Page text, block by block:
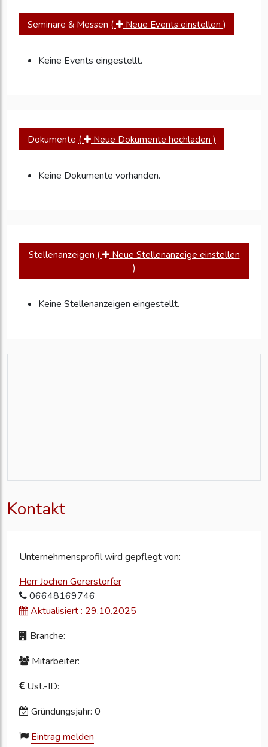
Seminare & Messen ( Neue Events einstellen )
Keine Events eingestellt.
Dokumente ( Neue Dokumente hochladen )
Keine Dokumente vorhanden.
Stellenanzeigen (
Neue Stellenanzeige einstellen
)
Keine Stellenanzeigen eingestellt.
Kontakt
Unternehmensprofil wird gepflegt von:
Herr Jochen Gererstorfer
06648169746
Aktualisiert : 29.10.2025
Branche:
Mitarbeiter:
Ust.-ID:
Gründungsjahr: 0
Eintrag melden